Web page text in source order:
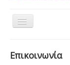
Toggle
Επικοινωνία